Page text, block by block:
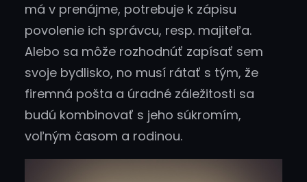
má v prenájme, potrebuje k zápisu
povolenie ich správcu, resp. majiteľa.
Alebo sa môže rozhodnúť zapísať sem
svoje bydlisko, no musí rátať s tým, že
firemná pošta a úradné záležitosti sa
budú kombinovať s jeho súkromím,
voľným časom a rodinou.